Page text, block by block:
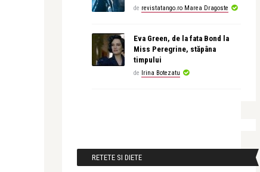
de revistatango.ro Marea Dragoste
Eva Green, de la fata Bond la
Miss Peregrine, stăpâna
timpului
de Irina Botezatu
RETETE SI DIETE